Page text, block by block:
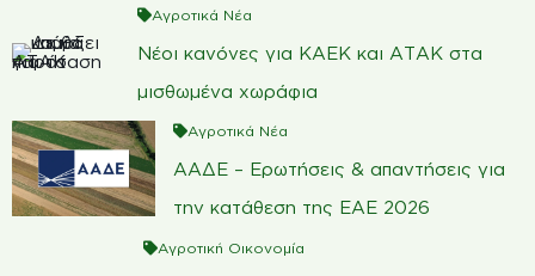
Αγροτικά Νέα
Νέοι κανόνες για ΚΑΕΚ και ΑΤΑΚ στα
μισθωμένα χωράφια
Αγροτικά Νέα
ΑΑΔΕ – Ερωτήσεις & απαντήσεις για
την κατάθεση της ΕΑΕ 2026
Αγροτική Οικονομία